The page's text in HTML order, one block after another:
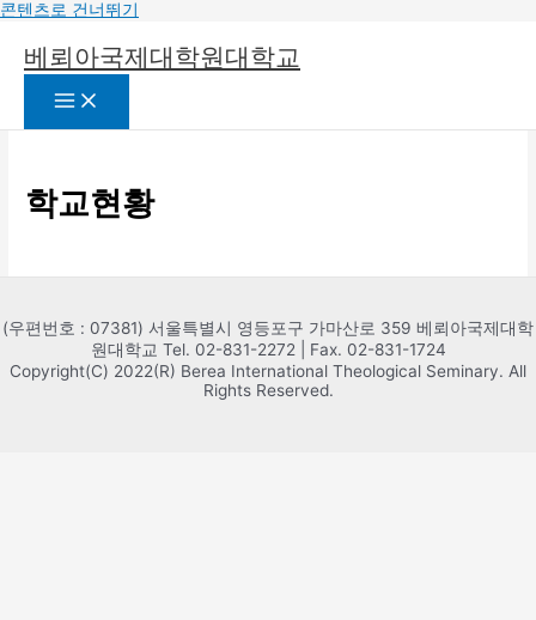
콘텐츠로 건너뛰기
베뢰아국제대학원대학교
학교현황
(우편번호 : 07381) 서울특별시 영등포구 가마산로 359 베뢰아국제대학
원대학교 Tel. 02-831-2272 | Fax. 02-831-1724
Copyright(C) 2022(R) Berea International Theological Seminary. All
Rights Reserved.